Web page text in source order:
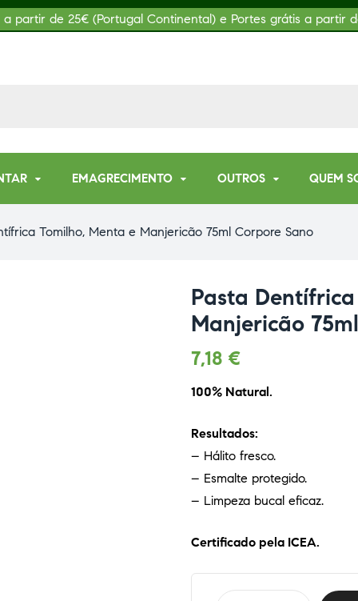
a partir de 25€ (Portugal Continental) e Portes grátis a partir
EMAGRECIMENTO OUTROS QUEM
Tomilho, Menta e Manjericão 75ml Corpore Sano
Pasta
Manjericão
7,18 €
100% Natural.
Resultados:
– Hálito fresco.
– Esmalte protegido.
– Limpeza bucal eficaz.
Certificado pela ICEA.